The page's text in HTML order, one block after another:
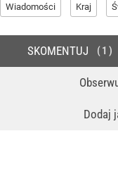
Wiadomości Kraj
Dodaj
SKOMENTUJ 1